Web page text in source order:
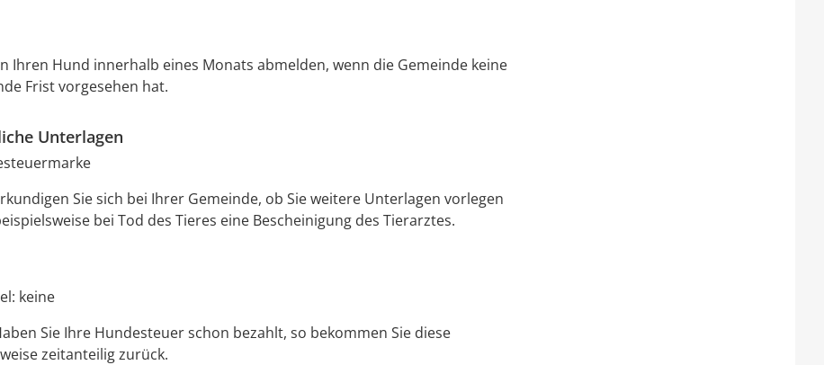
Ihren Hund innerhalb eines Monats abmelden, wenn die Gemeinde keine
Frist vorgesehen hat.
Unterlagen
Sie sich bei Ihrer Gemeinde, ob Sie weitere Unterlagen vorlegen
bei Tod des Tieres eine Bescheinigung des Tierarztes.
keine
Sie Ihre Hundesteuer schon bezahlt, so bekommen Sie diese
zeitanteilig zurück.